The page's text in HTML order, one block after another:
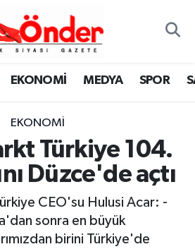
EKONOMİ MEDYA SPOR
EKONOMİ
Türkiye 104.
Düzce'de açtı
CEO'su Hulusi Acar: -
sonra en büyük
birini Türkiye'de
Eczaneler
Vakitleri
Yoğunluk Haritası
Puan Durumu ve Fikstür